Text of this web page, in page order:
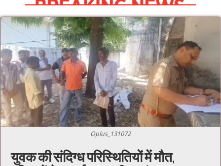
Oplus_131072
युवक की संदिग्ध परिस्थितियों में मौत,